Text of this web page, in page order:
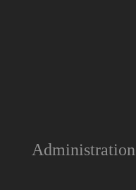
Administration